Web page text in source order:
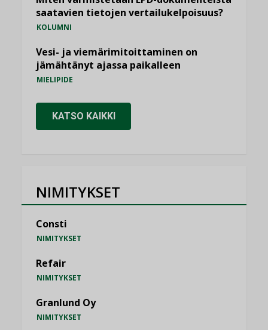
saatavien tietojen vertailukelpoisuus?
KOLUMNI
Vesi- ja viemärimitoittaminen on
jämähtänyt ajassa paikalleen
MIELIPIDE
KATSO KAIKKI
NIMITYKSET
Consti
NIMITYKSET
Refair
NIMITYKSET
Granlund Oy
NIMITYKSET